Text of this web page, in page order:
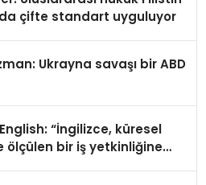
çifte standart uyguluyor
Ukrayna savaşı bir ABD
“İngilizce, küresel
ölçülen bir iş yetkinliğine